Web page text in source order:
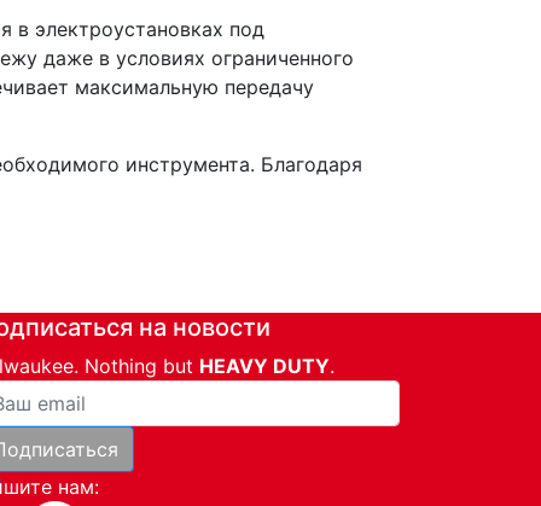
в электроустановках под
даже в условиях ограниченного
максимальную передачу
инструмента. Благодаря
на новости
Nothing but HEAVY DUTY.
почта
нам: